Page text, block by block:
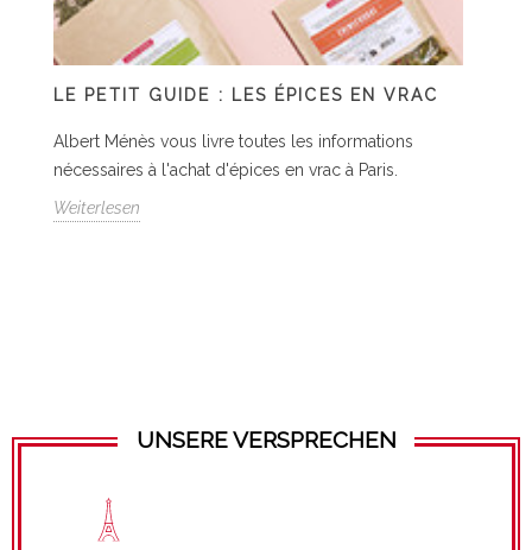
LE PETIT GUIDE : LES ÉPICES EN VRAC
Albert Ménès vous livre toutes les informations
nécessaires à l'achat d'épices en vrac à Paris.
Weiterlesen
UNSERE VERSPRECHEN